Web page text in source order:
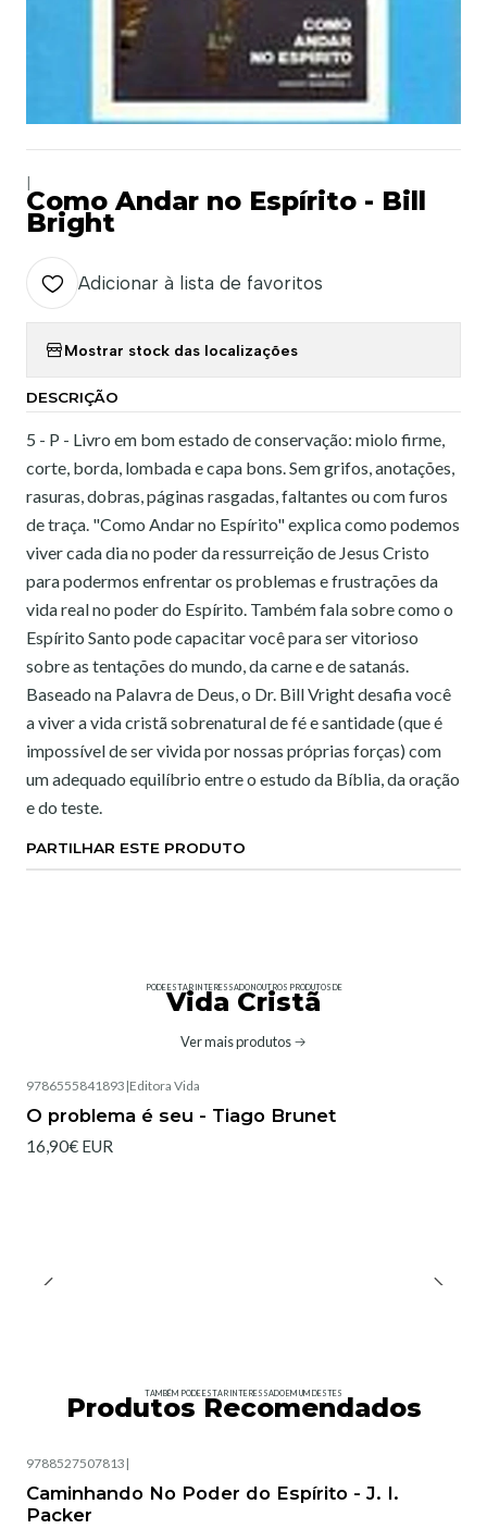
Como Andar no Espírito - Bill
Bright
Adicionar à lista de favoritos
Mostrar stock das localizações
DESCRIÇÃO
5 - P - Livro em bom estado de conservação: miolo firme,
corte, borda, lombada e capa bons. Sem grifos, anotações,
rasuras, dobras, páginas rasgadas, faltantes ou com furos
de traça. "Como Andar no Espírito" explica como podemos
viver cada dia no poder da ressurreição de Jesus Cristo
para podermos enfrentar os problemas e frustrações da
vida real no poder do Espírito. Também fala sobre como o
Espírito Santo pode capacitar você para ser vitorioso
sobre as tentações do mundo, da carne e de satanás.
Baseado na Palavra de Deus, o Dr. Bill Vright desafia você
a viver a vida cristã sobrenatural de fé e santidade (que é
impossível de ser vivida por nossas próprias forças) com
um adequado equilíbrio entre o estudo da Bíblia, da oração
e do teste.
PARTILHAR ESTE PRODUTO
PODE ESTAR INTERESSADO NOUTROS PRODUTOS DE
Vida Cristã
Ver mais produtos
9786555841893 |Editora Vida
O problema é seu - Tiago Brunet
16,90€ EUR
TAMBÉM PODE ESTAR INTERESSADO EM UM DESTES
Produtos Recomendados
9788527507813 |
Caminhando No Poder do Espírito - J. I.
Packer